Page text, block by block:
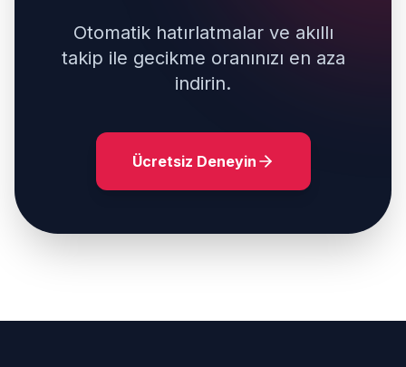
Otomatik hatırlatmalar ve akıllı
takip ile gecikme oranınızı en aza
indirin.
Ücretsiz Deneyin